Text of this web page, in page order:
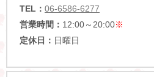
TEL： 06-6586-6277
営業時間： 12:00～20:00※
定休日： 日曜日